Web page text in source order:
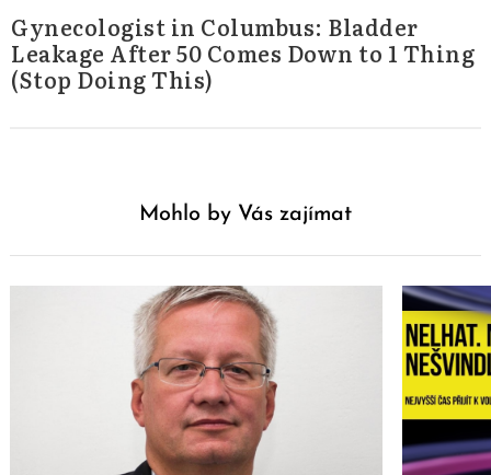
Gynecologist in Columbus: Bladder
Leakage After 50 Comes Down to 1 Thing
(Stop Doing This)
Mohlo by Vás zajímat